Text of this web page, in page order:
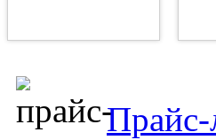
Прайс-